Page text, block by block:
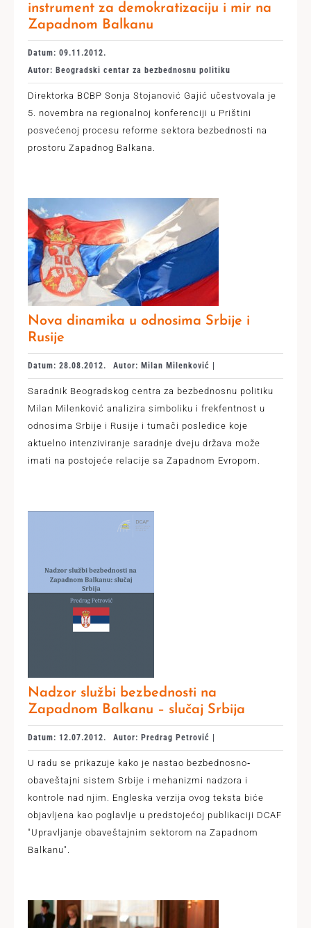
instrument za demokratizaciju i mir na
Zapadnom Balkanu
Datum: 09.11.2012.
Autor: Beogradski centar za bezbednosnu politiku
Direktorka BCBP Sonja Stojanović Gajić učestvovala je
5. novembra na regionalnoj konferenciji u Prištini
posvećenoj procesu reforme sektora bezbednosti na
prostoru Zapadnog Balkana.
Nova dinamika u odnosima Srbije i
Rusije
Datum: 28.08.2012. Autor: Milan Milenković |
Saradnik Beogradskog centra za bezbednosnu politiku
Milan Milenković analizira simboliku i frekfentnost u
odnosima Srbije i Rusije i tumači posledice koje
aktuelno intenziviranje saradnje dveju država može
imati na postojeće relacije sa Zapadnom Evropom.
Nadzor službi bezbednosti na
Zapadnom Balkanu – slučaj Srbija
Datum: 12.07.2012. Autor: Predrag Petrović |
U radu se prikazuje kako je nastao bezbednosno‐
obaveštajni sistem Srbije i mehanizmi nadzora i
kontrole nad njim. Engleska verzija ovog teksta biće
objavljena kao poglavlje u predstojećoj publikaciji DCAF
"Upravljanje obaveštajnim sektorom na Zapadnom
Balkanu".